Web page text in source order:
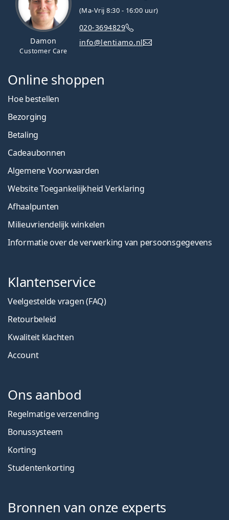
Damon
Customer Care
(Ma-Vrij 8:30 - 16:00 uur)
020-3694829
info@lentiamo.nl
Online shoppen
Hoe bestellen
Bezorging
Betaling
Cadeaubonnen
Algemene Voorwaarden
Website Toegankelijkheid Verklaring
Afhaalpunten
Milieuvriendelijk winkelen
Informatie over de verwerking van persoonsgegevens
Klantenservice
Veelgestelde vragen (FAQ)
Retourbeleid
Kwaliteit klachten
Account
Ons aanbod
Regelmatige verzending
Bonussysteem
Korting
Studentenkorting
Bronnen van onze experts